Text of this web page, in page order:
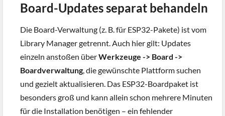
Board-Updates separat behandeln
Die Board-Verwaltung (z. B. für ESP32-Pakete) ist vom
Library Manager getrennt. Auch hier gilt: Updates
einzeln anstoßen überWerkzeuge -> Board ->
Boardverwaltung , die gewünschte Plattform suchen
und gezielt aktualisieren. Das ESP32-Boardpaket ist
besonders groß und kann allein schon mehrere Minuten
für die Installation benötigen – ein fehlender